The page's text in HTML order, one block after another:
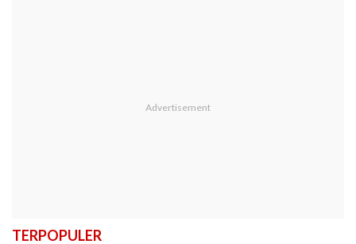
TERPOPULER